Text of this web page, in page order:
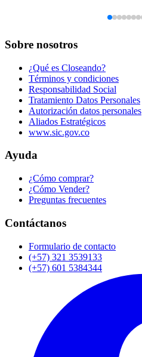
Sobre nosotros
¿Qué es Closeando?
Términos y condiciones
Responsabilidad Social
Tratamiento Datos Personales
Autorización datos personales
Aliados Estratégicos
www.sic.gov.co
Ayuda
¿Cómo comprar?
¿Cómo Vender?
Preguntas frecuentes
Contáctanos
Formulario de contacto
(+57) 321 3539133
(+57) 601 5384344